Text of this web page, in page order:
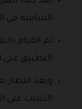
الشاشة في
ثم القيام
التطبيق على
وبعد انتظار
التثبيت على